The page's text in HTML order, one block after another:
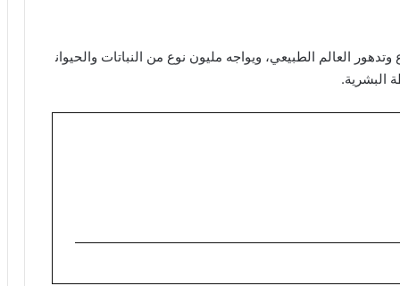
العالم الطبيعي، ويواجه مليون نوع من النباتات والحيوان
البشرية.